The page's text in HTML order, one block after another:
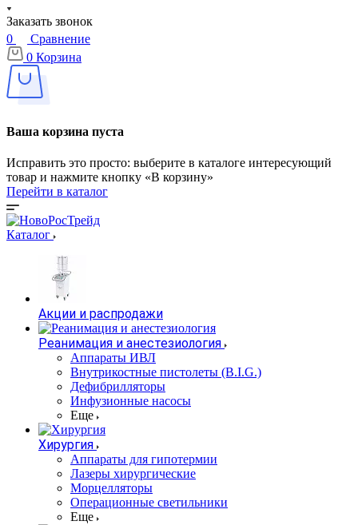
Заказать звонок
0
Сравнение
0 Корзина
Ваша корзина пуста
Исправить это просто: выберите в каталоге интересующий
товар и нажмите кнопку «В корзину»
Перейти в каталог
Каталог
Акции и распродажи
Реанимация и анестезиология
Аппараты ИВЛ
Внутрикостные пистолеты (B.I.G.)
Дефибрилляторы
Инфузионные насосы
Еще
Хирургия
Аппараты для гипотермии
Лазеры хирургические
Морцелляторы
Операционные светильники
Еще